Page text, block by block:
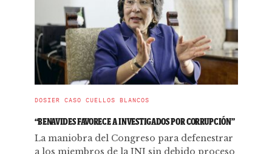
DOSIER CASO CUELLOS BLANCOS
“BENAVIDES FAVORECE A INVESTIGADOS POR CORRUPCIÓN”
La maniobra del Congreso para defenestrar
a los miembros de la JNJ sin debido proceso